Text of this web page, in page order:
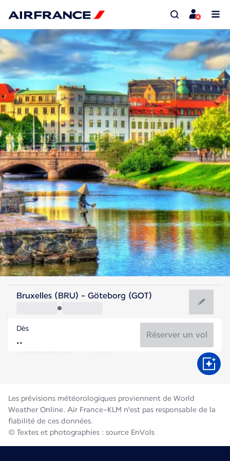
Suède
Göteborg
Suède
Durée du vol
Bruxelles (BRU) - Göteborg (GOT)
Dès
Réserver un vol
Les prévisions météorologiques proviennent de World
Weather Online. Air France-KLM n'est pas responsable de la
fiabilité de ces données.
© Textes et photographies : source EnVols